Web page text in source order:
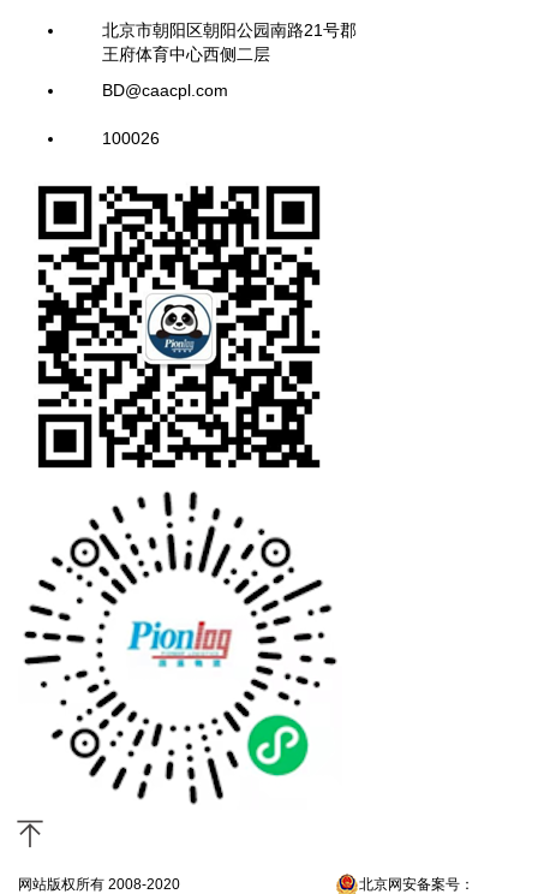
北京市朝阳区朝阳公园南路21号郡
王府体育中心西侧二层
BD@caacpl.com
100026
网站版权所有 2008-2020 北京网安备案号：